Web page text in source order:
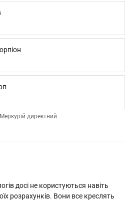
директний
досі не користуються навіть
розрахунків. Вони все креслять